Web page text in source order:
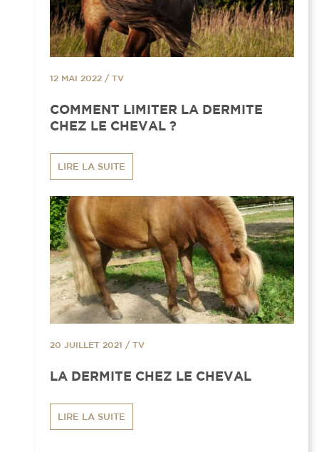
12 MAI 2022 / TV
COMMENT LIMITER LA DERMITE
CHEZ LE CHEVAL ?
LIRE LA SUITE
20 JUILLET 2021 / TV
LA DERMITE CHEZ LE CHEVAL
LIRE LA SUITE